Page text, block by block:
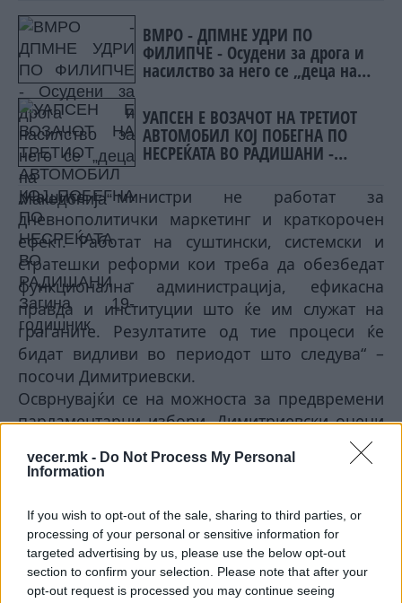
vecer.mk - Do Not Process My Personal
Information
If you wish to opt-out of the sale, sharing to third parties, or
processing of your personal or sensitive information for
targeted advertising by us, please use the below opt-out
section to confirm your selection. Please note that after your
opt-out request is processed you may continue seeing
ВМРО - ДПМНЕ УДРИ ПО
ФИЛИПЧЕ - Осудени за дрога и
насилство за него се „деца на
УАПСЕН Е ВОЗАЧОТ НА ТРЕТИОТ
АВТОМОБИЛ КОЈ ПОБЕГНА ПО
НЕСРЕЌАТА ВО РАДИШАНИ -
„Нашите министри не работат за
дневнополитички маркетинг и краткорочен
ефект. Работат на суштински, системски и
стратешки реформи кои треба да обезбедат
функционална администрација, ефикасна
правда и институции што ќе им служат на
граѓаните. Резултатите од тие процеси ќе
бидат видливи во периодот што следува“ –
посочи Димитриевски.
Осврнувајќи се на можноста за предвремени
парламентарни избори, Димитриевски оцени
дека во овој момент на Македонија и се
потребни политичка стабилност,
фокус кон економијата, инвестициите и
реалните потреби на граѓаните.
„Дали ќе бидат изборите следната година,
редовни или утре, ние сме подготвени